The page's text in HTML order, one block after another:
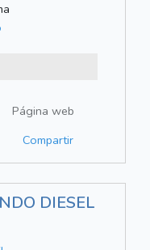
Página web
Compartir
DIESEL